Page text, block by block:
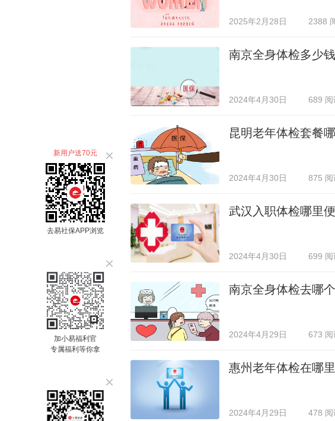
新用户送70元
去易社保APP浏览
加小易福利官
专属福利等你拿
2025年2月28日 2388
南京全身体检多少
2024年4月30日 689 阅
昆明老年体检套餐
2024年4月30日 875 阅
武汉入职体检哪里
2024年4月30日 699 阅
南京全身体检去哪
2024年4月29日 673 阅
惠州老年体检在哪
2024年4月29日 478 阅